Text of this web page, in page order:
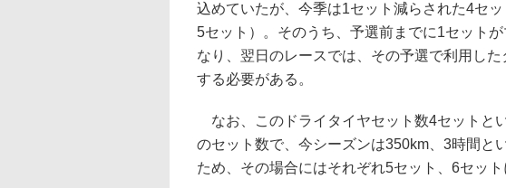
込めていたが、今季は1セット減らされた4セ
5セット）。そのうち、予選前までに1セット
なり、翌日のレースでは、その予選で利用し
する必要がある。
なお、このドライタイヤセット数4セットと
のセット数で、今シーズンは350km、3時間と
ため、その場合にはそれぞれ5セット、6セット